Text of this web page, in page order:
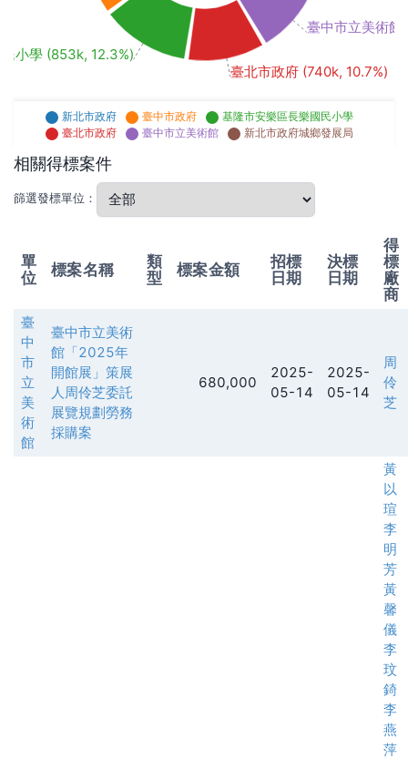
小學 (853k, 12.3%)
臺北市政府 (740k, 10.7%)
臺中市立美術館
新北市政府 臺中市政府
基隆市安樂區長樂國民小學
臺北市政府
臺中市立美術館 新北市政府城鄉發展局
相關得標案件
篩選發標單位：
單
位
標案名稱
類
型
標案金額
招標
日期
決標
日期
得
標
廠
商
臺
中
市
立
美
術
館
臺中市立美術
館「2025年
開館展」策展
人周伶芝委託
展覽規劃勞務
採購案
680,000
2025-
05-14
2025-
05-14
周
伶
芝
黃
以
瑄
李
明
芳
黃
馨
儀
李
玟
錡
李
燕
萍